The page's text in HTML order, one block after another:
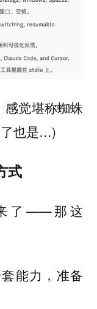
感觉堪称蜘蛛
也是…)
式
了——那这
能力，准备